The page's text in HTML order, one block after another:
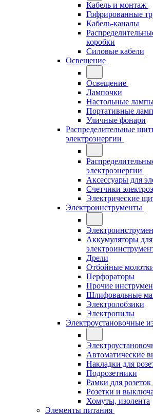
Кабель и монтаж
Гофрированные
Кабель-каналы
коробки
Силовые кабели
Освещение
Освещение
Лампочки
Настольные
Портативные
Уличные фонари
Распределительные
электроэнергии
электроэнергии
Аксессуары для
Счетчики
Электрические
Электроинструменты
Аккумуляторы для
Дрели
Отбойные
Перфораторы
Прочие
Шлифовальные
Электролобзики
Электропилы
Электроустановочные
Автоматические
Накладки для
Подрозетники
Рамки для
Розетки и
Хомуты, изолента
Элементы питания